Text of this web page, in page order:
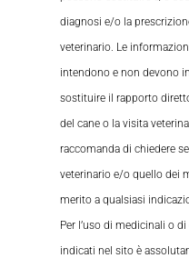
diagnosi e/o la
veterinario. Le
intendono e non devono
sostituire il rapporto
del cane o la visita
raccomanda di chiedere
veterinario e/o quello dei
merito a qualsiasi
Per l’uso di medicinali o
indicati nel sito è